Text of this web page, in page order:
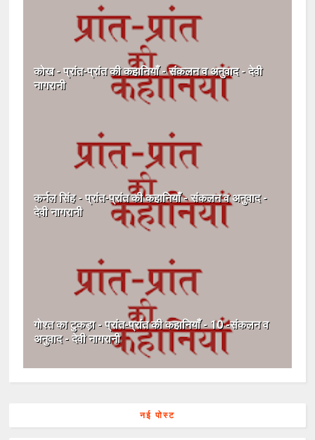
कोख - प्रांत-प्रांत की कहानियाँ - संकलन व अनुवाद - देवी
नागरानी
कर्नल सिंह - प्रांत-प्रांत की कहानियाँ - संकलन व अनुवाद -
देवी नागरानी
गोश्त का टुकड़ा - प्रांत-प्रांत की कहानियाँ - 10 -संकलन व
अनुवाद - देवी नागरानी
नई पोस्ट